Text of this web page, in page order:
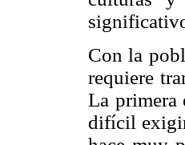
Con la
requiere
La primera
difícil